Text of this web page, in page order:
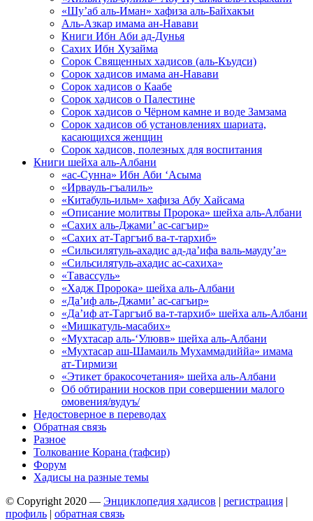
«Шу’аб аль-Иман» хафиза аль-Байхакъи
Аль-Азкар имама ан-Навави
Книги Ибн Аби ад-Дунья
Сахих Ибн Хузайма
Сорок Священных хадисов (аль-Къудси)
Сорок хадисов имама ан-Навави
Сорок хадисов о Каабе
Сорок хадисов о Палестине
Сорок хадисов о Чёрном камне и воде Замзама
Сорок хадисов об установлениях шариата,
касающихся женщин
Сорок хадисов, полезных для воспитания
Книги шейха аль-Албани
«ас-Сунна» Ибн Аби ‘Асыма
«Ирвауль-гъалиль»
«Китабуль-ильм» хафиза Абу Хайсама
«Описание молитвы Пророка» шейха аль-Албани
«Сахих аль-Джами’ ас-сагъир»
«Сахих ат-Таргъиб ва-т-тархиб»
«Сильсилятуль-ахадис ад-да’ифа валь-мауду’а»
«Сильсилятуль-ахадис ас-сахиха»
«Тавассуль»
«Хадж Пророка» шейха аль-Албани
«Да’иф аль-Джами’ ас-сагъир»
«Да’иф ат-Таргъиб ва-т-тархиб» шейха аль-Албани
«Мишкатуль-масабих»
«Мухтасар аль-‘Улювв» шейха аль-Албани
«Мухтасар аш-Шамаиль Мухаммадиййа» имама
ат-Тирмизи
«Этикет бракосочетания» шейха аль-Албани
Об обтирании носков при совершении малого
омовения/вудуъ/
Недостоверное в переводах
Обратная связь
Разное
Толкование Корана (тафсир)
Форум
Хадисы на разные темы
© Copyright 2020 — Энциклопедия хадисов | регистрация |
профиль | обратная связь